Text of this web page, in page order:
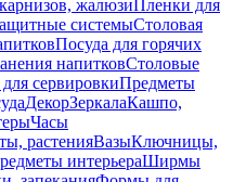
жалюзиПленки для
системыСтоловая
Посуда для горячих
напитковСтоловые
сервировкиПредметы
ДекорЗеркалаКашпо,
Часы
растенияВазыКлючницы,
интерьераШирмы